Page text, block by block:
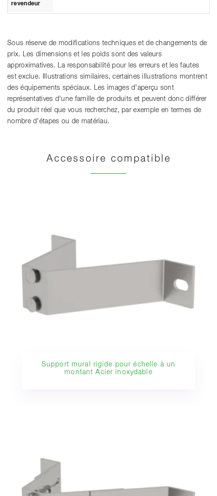
revendeur
Sous réserve de modifications techniques et de changements de
prix. Les dimensions et les poids sont des valeurs
approximatives. La responsabilité pour les erreurs et les fautes
est exclue. Illustrations similaires, certaines illustrations montrent
des équipements spéciaux. Les images d'aperçu sont
représentatives d'une famille de produits et peuvent donc différer
du produit réel que vous recherchez, par exemple en termes de
nombre d'étapes ou de matériau.
Accessoire compatible
Support mural rigide pour échelle à un
montant Acier inoxydable